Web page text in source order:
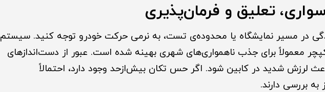
تعلیق و فرمان‌پذیری
در مسیر نمایشگاه یا محدوده‌ی تست، به نرمی حرکت خودرو توجه کنید. سیستم
معمولاً برای جذب ناهمواری‌های شهری بهینه شده است. عبور از دست‌اندازهای
لرزش شدید در کابین شود. اگر حس تکان بیش‌ازحد وجود دارد، احتمالاً
به بررسی دارند.